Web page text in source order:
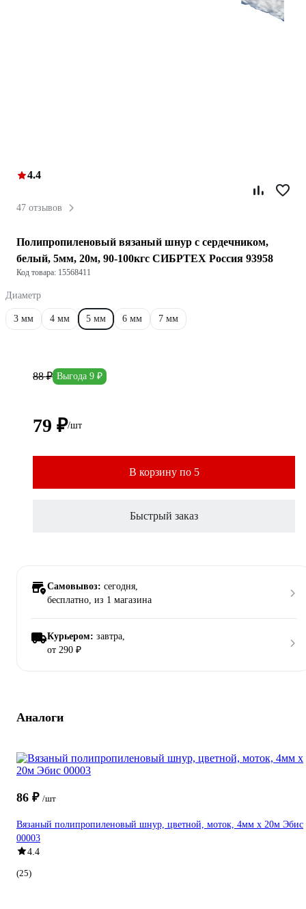
4.4
47 отзывов
Полипропиленовый вязаный шнур с сердечником,
белый, 5мм, 20м, 90-100кгс СИБРТЕХ Россия 93958
Код товара: 15568411
Диаметр
3 мм 4 мм 5 мм 6 мм 7 мм
88 ₽ Выгода 9 ₽
79 ₽/шт
В корзину по 5
Быстрый заказ
Самовывоз: сегодня,
бесплатно, из 1 магазина
Курьером: завтра,
от 290 ₽
Аналоги
86 ₽ /шт
Вязаный полипропиленовый шнур, цветной, моток, 4мм х 20м Эбис
00003
4.4
(25)